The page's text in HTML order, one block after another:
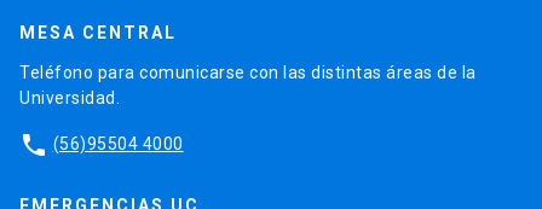
MESA CENTRAL
Teléfono para comunicarse con las distintas áreas de la
Universidad.
phone (56)95504 4000